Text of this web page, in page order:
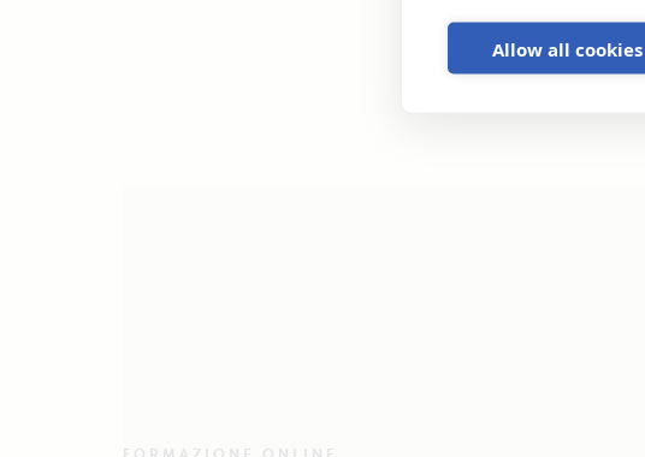
Allow all cookies